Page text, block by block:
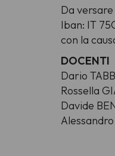
Da
Iban: IT
con la
DOCENTI
Dario
Rossella
Davide